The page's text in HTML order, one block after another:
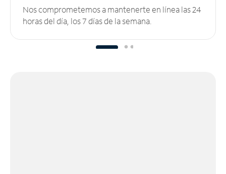
Nos comprometemos a mantenerte en línea las 24
horas del día, los 7 días de la semana.